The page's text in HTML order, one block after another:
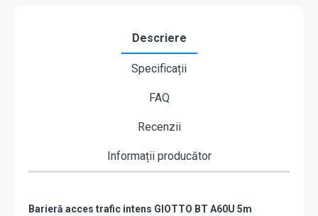
Descriere
Specificații
FAQ
Recenzii
Informații producător
Barieră acces trafic intens GIOTTO BT A60U 5m